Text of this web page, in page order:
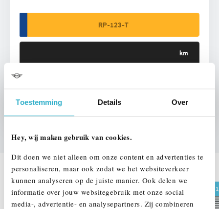
Toestemming Details Over
Hey, wij maken gebruik van cookies.
Dit doen we niet alleen om onze content en advertenties te
personaliseren, maar ook zodat we het websiteverkeer
kunnen analyseren op de juiste manier. Ook delen we
informatie over jouw websitegebruik met onze social
media-, advertentie- en analysepartners. Zij combineren
DEZE ZIJN VERGELIJKBAAR
1,99% renteactie